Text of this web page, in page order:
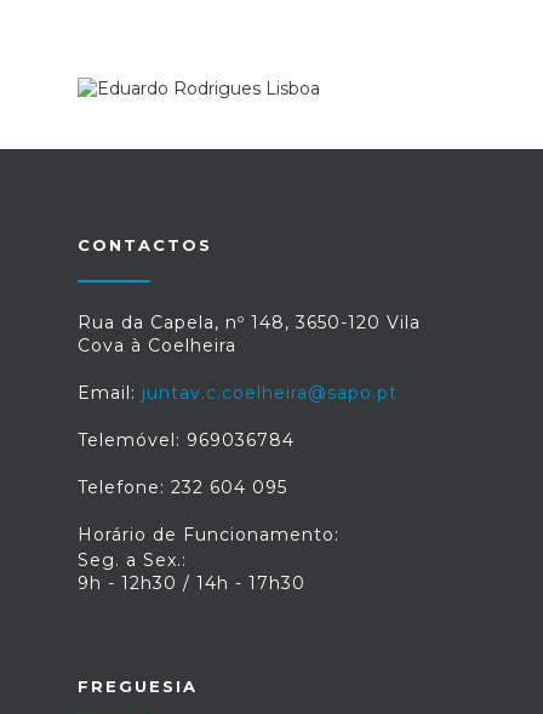
CONTACTOS
Rua da Capela, nº 148, 3650-120 Vila
Cova à Coelheira
Email: juntav.c.coelheira@sapo.pt
Telemóvel: 969036784
Telefone: 232 604 095
Horário de Funcionamento:
Seg. a Sex.:
9h - 12h30 / 14h - 17h30
FREGUESIA